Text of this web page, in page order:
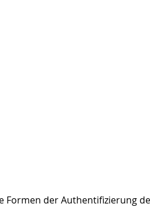
Formen der Authentifizierung